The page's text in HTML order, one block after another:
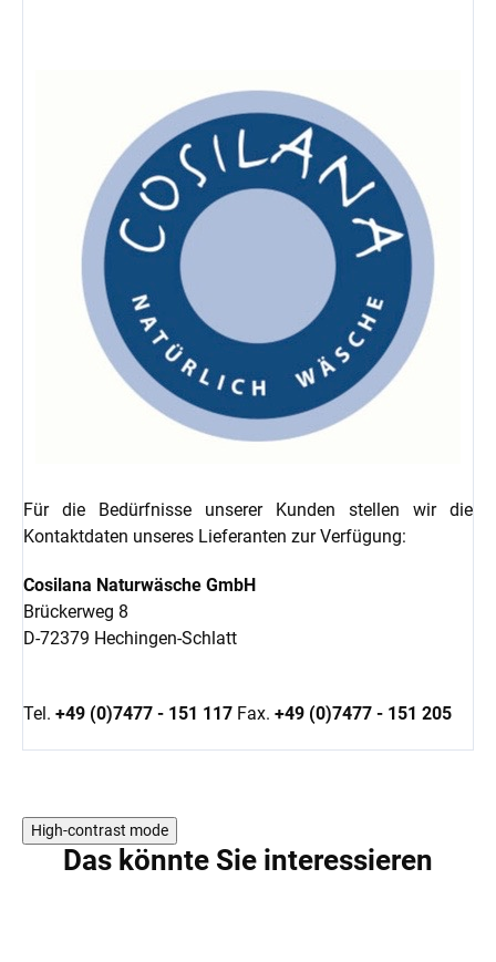
Für die Bedürfnisse unserer Kunden stellen wir die
Kontaktdaten unseres Lieferanten zur Verfügung:
Cosilana Naturwäsche GmbH
Brückerweg 8
D-72379 Hechingen-Schlatt
Tel. +49 (0)7477 - 151 117 Fax. +49 (0)7477 - 151 205
High-contrast mode
Das könnte Sie interessieren